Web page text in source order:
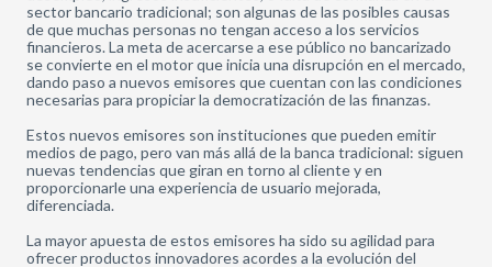
sector bancario tradicional; son algunas de las posibles causas
de que muchas personas no tengan acceso a los servicios
financieros. La meta de acercarse a ese público no bancarizado
se convierte en el motor que inicia una disrupción en el mercado,
dando paso a nuevos emisores que cuentan con las condiciones
necesarias para propiciar la democratización de las finanzas.
Estos nuevos emisores son instituciones que pueden emitir
medios de pago, pero van más allá de la banca tradicional: siguen
nuevas tendencias que giran en torno al cliente y en
proporcionarle una experiencia de usuario mejorada,
diferenciada.
La mayor apuesta de estos emisores ha sido su agilidad para
ofrecer productos innovadores acordes a la evolución del